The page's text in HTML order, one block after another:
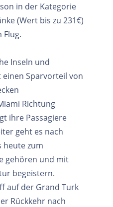
in der Kategorie
(Wert bis zu 231€)
Flug.
Inseln und
einen Sparvorteil von
Richtung
ihre Passagiere
geht es nach
heute zum
gehören und mit
begeistern.
auf der Grand Turk
Rückkehr nach